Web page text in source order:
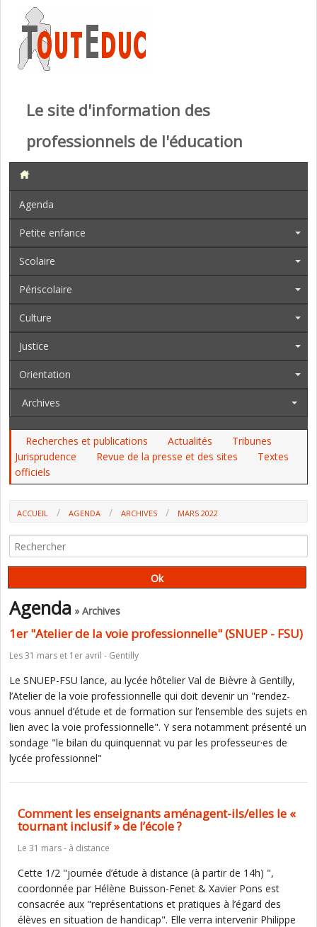
Le site d'information des
professionnels de l'éducation
Agenda
Petite enfance
Scolaire
Périscolaire
Culture
Justice
Orientation
Archives
Recherches et publications Actualités
Tribunes
Jurisprudence
Revue de la presse et des sites
Textes
officiels
ACCUEIL AGENDA ARCHIVES MARS 2022
Agenda » Archives
1er "Atelier de la voie professionnelle" (SNUEP - FSU)
Les 31 mars et 1er avril - Gentilly
Le SNUEP-FSU lance, au lycée hôtelier Val de Bièvre à Gentilly,
l’Atelier de la voie professionnelle qui doit devenir un "rendez-
vous annuel d’étude et de formation sur l’ensemble des sujets en
lien avec la voie professionnelle". Y sera notamment présenté un
sondage "le bilan du quinquennat vu par les professeur·es de
lycée professionnel"
Comment les enseignants aménagent-ils/elles le «
tournant inclusif » de l’école ?
Le 31 mars - à distance
Cette 1/2 "journée d’étude à distance (à partir de 14h) ",
coordonnée par Hélène Buisson-Fenet & Xavier Pons est
consacrée aux "représentations et pratiques à l’égard des
élèves en situation de handicap". Elle verra intervenir Philippe